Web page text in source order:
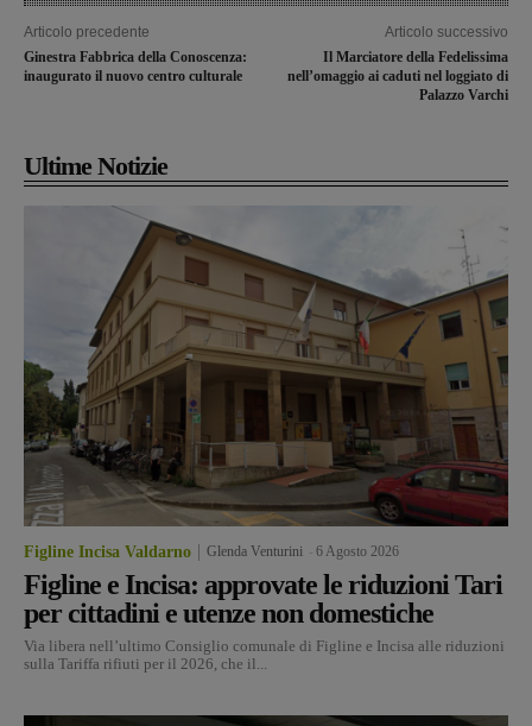
Articolo precedente
Ginestra Fabbrica della Conoscenza:
inaugurato il nuovo centro culturale
Articolo successivo
Il Marciatore della Fedelissima
nell’omaggio ai caduti nel loggiato di
Palazzo Varchi
Ultime Notizie
Figline Incisa Valdarno Glenda Venturini 6 Agosto 2026
Figline e Incisa: approvate le riduzioni Tari
per cittadini e utenze non domestiche
Via libera nell’ultimo Consiglio comunale di Figline e Incisa alle riduzioni
sulla Tariffa rifiuti per il 2026, che il...